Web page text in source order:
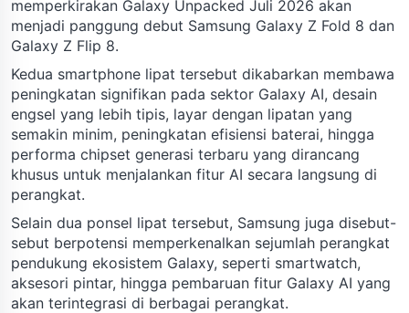
memperkirakan Galaxy Unpacked Juli 2026 akan
menjadi panggung debut Samsung Galaxy Z Fold 8 dan
Galaxy Z Flip 8.
Kedua smartphone lipat tersebut dikabarkan membawa
peningkatan signifikan pada sektor Galaxy AI, desain
engsel yang lebih tipis, layar dengan lipatan yang
semakin minim, peningkatan efisiensi baterai, hingga
performa chipset generasi terbaru yang dirancang
khusus untuk menjalankan fitur AI secara langsung di
perangkat.
Selain dua ponsel lipat tersebut, Samsung juga disebut-
sebut berpotensi memperkenalkan sejumlah perangkat
pendukung ekosistem Galaxy, seperti smartwatch,
aksesori pintar, hingga pembaruan fitur Galaxy AI yang
akan terintegrasi di berbagai perangkat.